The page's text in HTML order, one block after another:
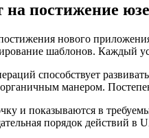
на постижение
нового
шаблонов. Каждый
способствует
манером.
и показываются в
порядок действий